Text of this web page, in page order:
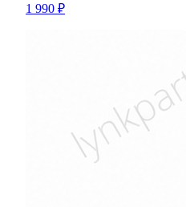
1 990 ₽